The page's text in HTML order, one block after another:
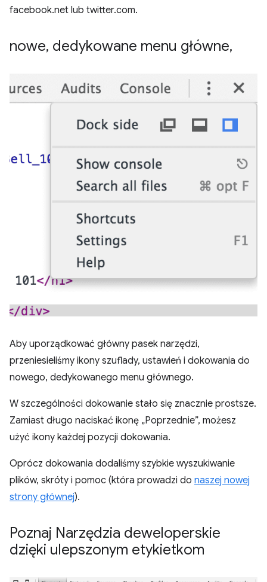
facebook.net lub twitter.com.
nowe, dedykowane menu główne,
Aby uporządkować główny pasek narzędzi,
przeniesieliśmy ikony szuflady, ustawień i dokowania do
nowego, dedykowanego menu głównego.
W szczególności dokowanie stało się znacznie prostsze.
Zamiast długo naciskać ikonę „Poprzednie”, możesz
użyć ikony każdej pozycji dokowania.
Oprócz dokowania dodaliśmy szybkie wyszukiwanie
plików, skróty i pomoc (która prowadzi do naszej nowej
strony głównej).
Poznaj Narzędzia deweloperskie
dzięki ulepszonym etykietkom